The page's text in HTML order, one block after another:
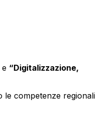
e “Digitalizzazione,
le competenze regionali